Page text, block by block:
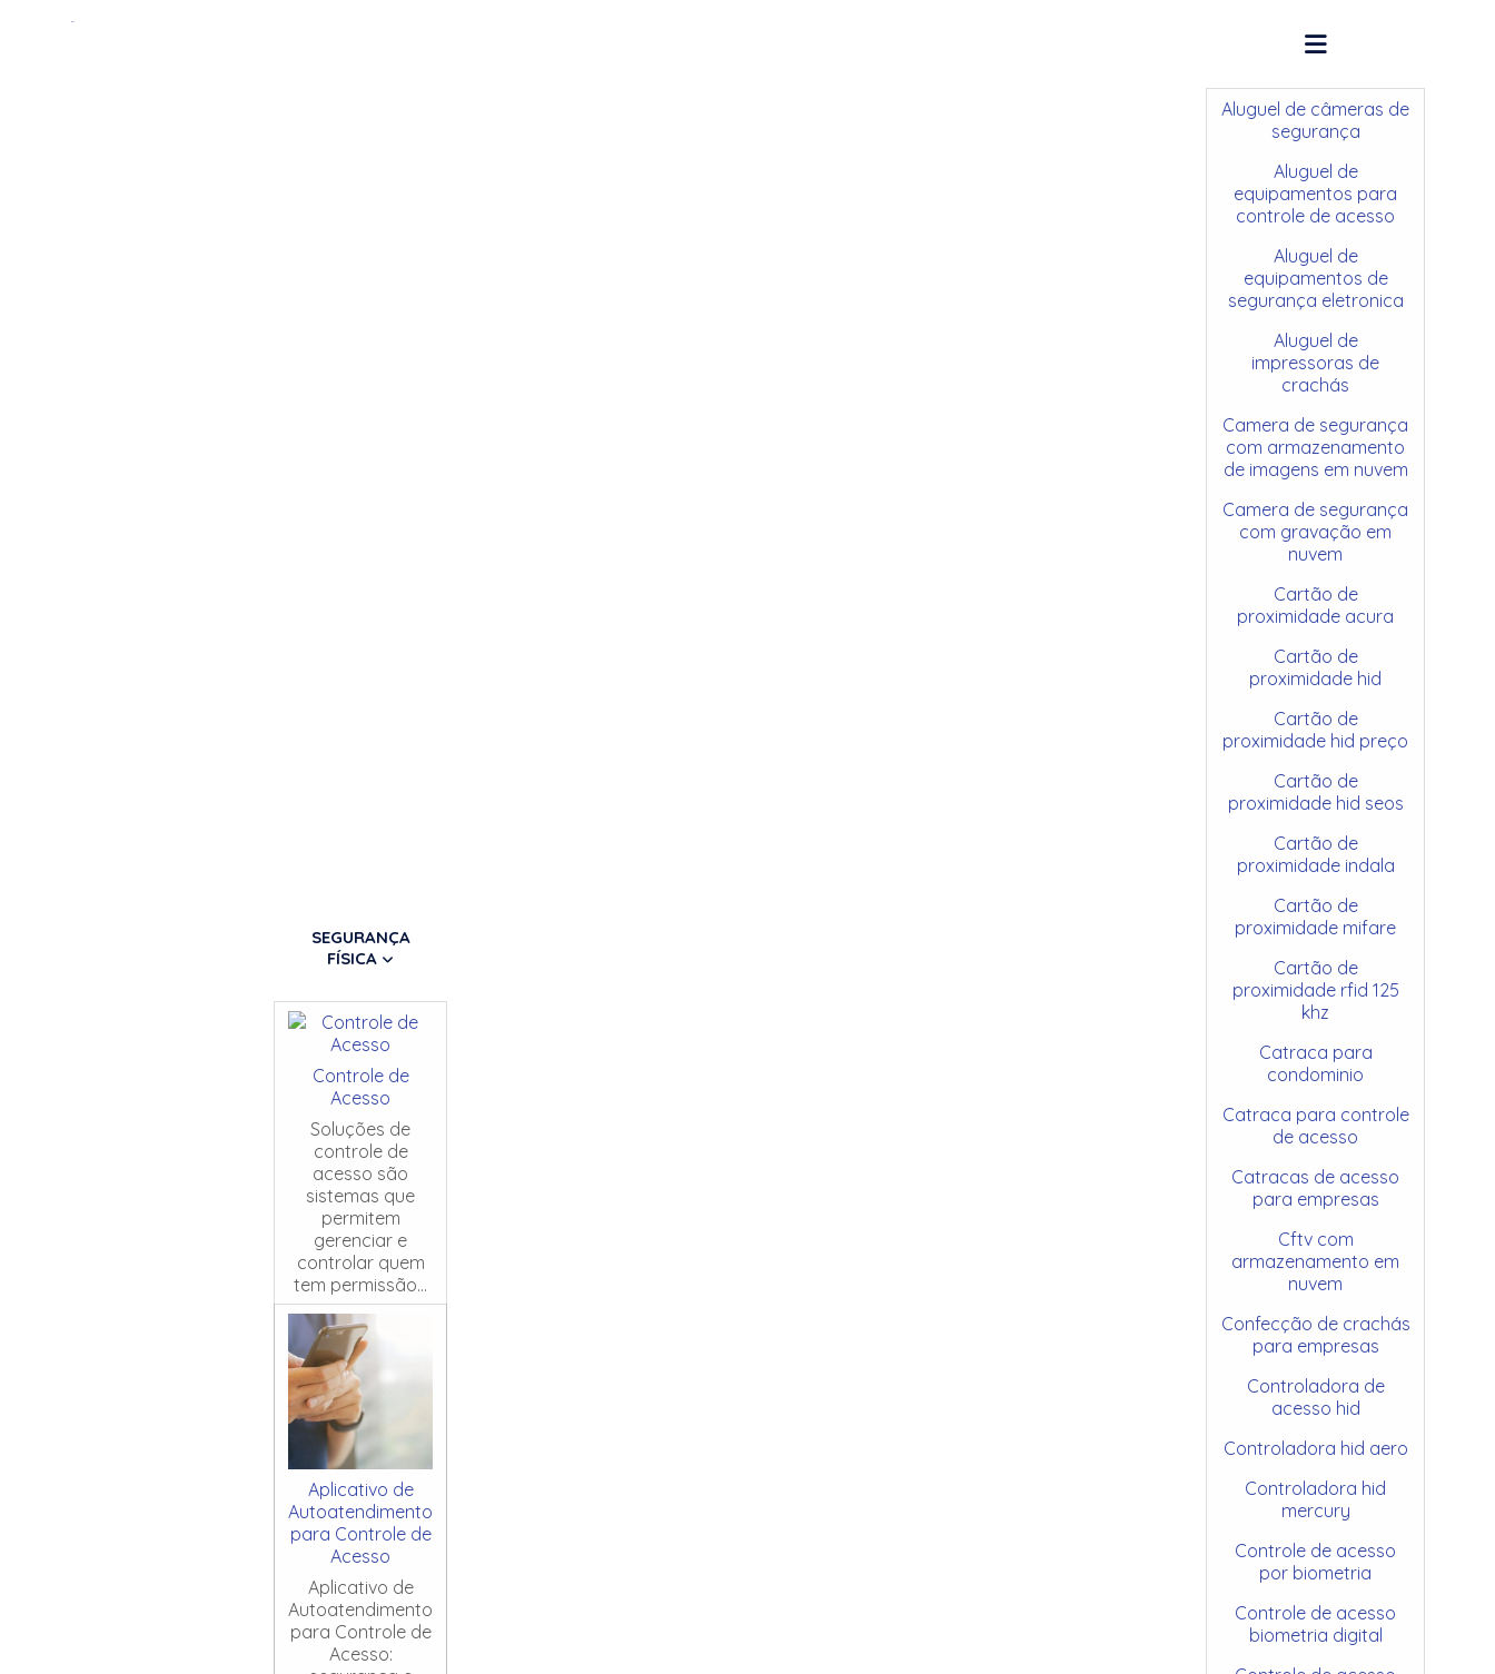
SEGURANÇA
FÍSICA
Controle de
Acesso
Soluções de
controle de
acesso são
sistemas que
permitem
gerenciar e
controlar quem
tem permissão...
Aplicativo de
Autoatendimento
para Controle de
Acesso
Aplicativo de
Autoatendimento
para Controle de
Acesso:
Aluguel de câmeras de
segurança
Aluguel de
equipamentos para
controle de acesso
Aluguel de
equipamentos de
segurança eletronica
Aluguel de
impressoras de
crachás
Camera de segurança
com armazenamento
de imagens em nuvem
Camera de segurança
com gravação em
nuvem
Cartão de
proximidade acura
Cartão de
proximidade hid
Cartão de
proximidade hid preço
Cartão de
proximidade hid seos
Cartão de
proximidade indala
Cartão de
proximidade mifare
Cartão de
proximidade rfid 125
khz
Catraca para
condominio
Catraca para controle
de acesso
Catracas de acesso
para empresas
Cftv com
armazenamento em
nuvem
Confecção de crachás
para empresas
Controladora de
acesso hid
Controladora hid aero
Controladora hid
mercury
Controle de acesso
por biometria
Controle de acesso
biometria digital